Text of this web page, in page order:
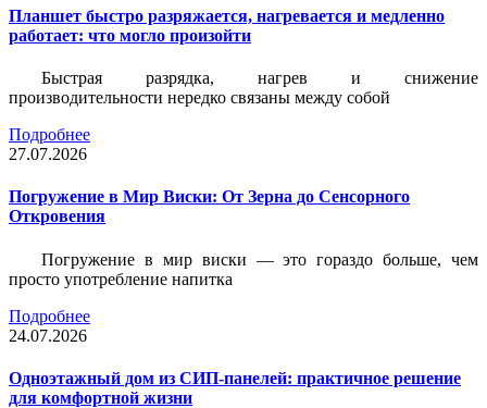
Планшет быстро разряжается, нагревается и медленно
работает: что могло произойти
Быстрая разрядка, нагрев и снижение
производительности нередко связаны между собой
Подробнее
27.07.2026
Погружение в Мир Виски: От Зерна до Сенсорного
Откровения
Погружение в мир виски — это гораздо больше, чем
просто употребление напитка
Подробнее
24.07.2026
Одноэтажный дом из СИП-панелей: практичное решение
для комфортной жизни